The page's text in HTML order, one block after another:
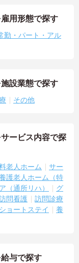
用形態で探す
勤・パート・アル
設業態で探す
その他
ービス内容で探
老人ホーム
サー
護老人ホーム（特
（通所リハ）
グ
問看護
訪問診療
ショートステイ
養
与で探す